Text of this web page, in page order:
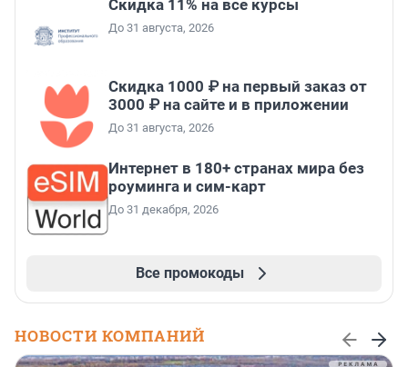
Скидка 11% на все курсы
До 31 августа, 2026
Скидка 1000 ₽ на первый заказ от
3000 ₽ на сайте и в приложении
До 31 августа, 2026
Интернет в 180+ странах мира без
роуминга и сим-карт
До 31 декабря, 2026
Все промокоды
НОВОСТИ КОМПАНИЙ